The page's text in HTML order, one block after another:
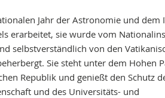
Jahr der Astronomie und dem
erarbeitet, sie wurde vom
selbstverständlich von den
Sie steht unter dem Hohen
Republik und genießt den Schutz
und des Universitäts- und